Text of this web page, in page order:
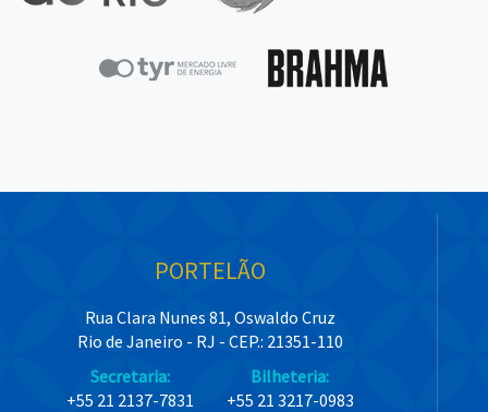
PORTELÃO
Rua Clara Nunes 81, Oswaldo Cruz
Rio de Janeiro - RJ - CEP.: 21351-110
Secretaria:
+55 21 2137-7831
Bilheteria:
+55 21 3217-0983